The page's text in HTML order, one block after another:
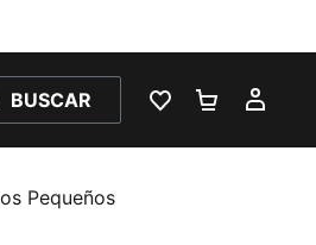
BUSCAR
LISTA DE
Pequeños